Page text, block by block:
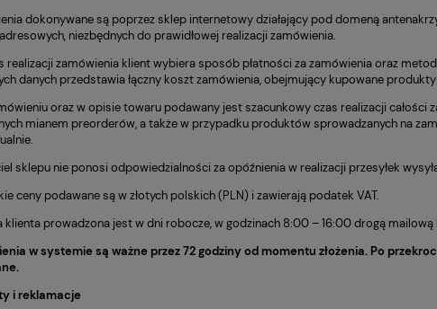
dokonywane są poprzez sklep internetowy działający pod domeną
niezbędnych do prawidłowej realizacji zamówienia.
realizacji zamówienia klient wybiera sposób płatności za zamówienia oraz
danych przedstawia łączny koszt zamówienia, obejmujący kupowane
oraz w opisie towaru podawany jest szacunkowy czas realizacji całości
mianem preorderów, a także w przypadku produktów sprowadzanych na
sklepu nie ponosi odpowiedzialności za opóźnienia w realizacji przesyłek
ceny podawane są w złotych polskich (PLN) i zawierają podatek VAT.
klienta prowadzona jest w dni robocze, w godzinach 8:00 – 16:00 drogą mailową
w systemie są ważne przez 72 godziny od momentu złożenia. Po
i reklamacje